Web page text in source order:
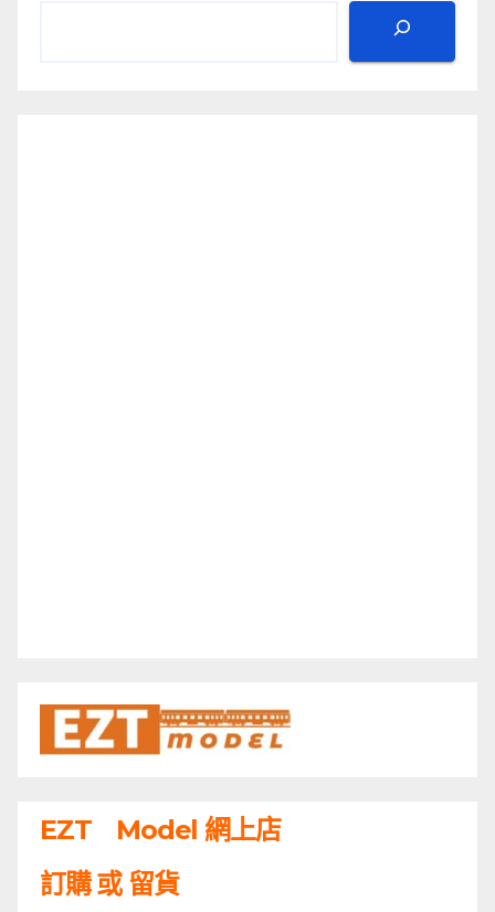
EZT Model 網上店
訂購 或 留貨